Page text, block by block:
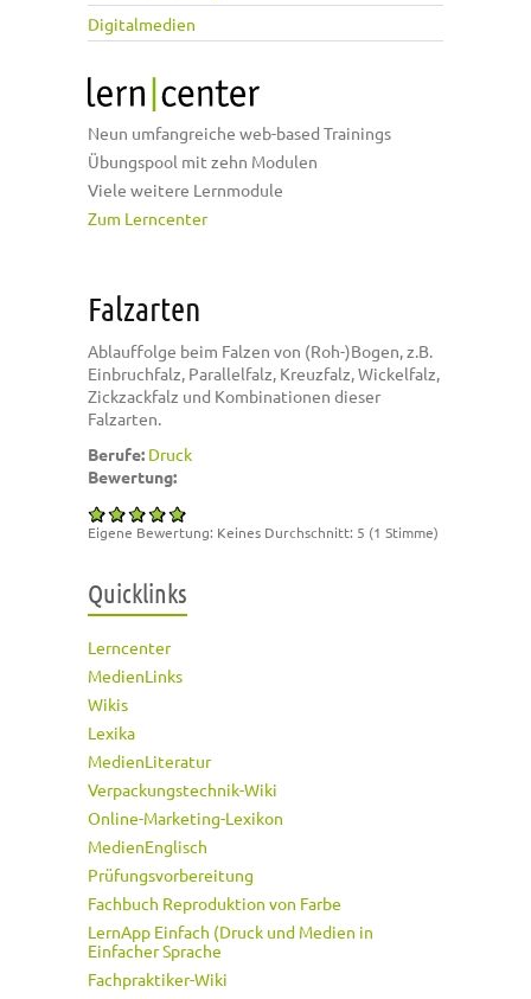
Digitalmedien
Neun umfangreiche web-based Trainings
Übungspool mit zehn Modulen
Viele weitere Lernmodule
Zum Lerncenter
Falzarten
Ablauffolge beim Falzen von (Roh-)Bogen, z.B.
Einbruchfalz, Parallelfalz, Kreuzfalz, Wickelfalz,
Zickzackfalz und Kombinationen dieser
Falzarten.
Berufe: Druck
Bewertung:
Eigene Bewertung: Keines Durchschnitt: 5 (1 Stimme)
Quicklinks
Lerncenter
MedienLinks
Wikis
Lexika
MedienLiteratur
Verpackungstechnik-Wiki
Online-Marketing-Lexikon
MedienEnglisch
Prüfungsvorbereitung
Fachbuch Reproduktion von Farbe
LernApp Einfach (Druck und Medien in
Einfacher Sprache
Fachpraktiker-Wiki